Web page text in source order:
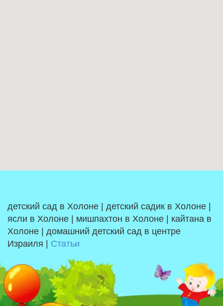
детский сад в Холоне | детский садик в Холоне |
ясли в Холоне | мишпахтон в Холоне | кайтана в
Холоне | домашний детский сад в центре
Израиля | Статьи